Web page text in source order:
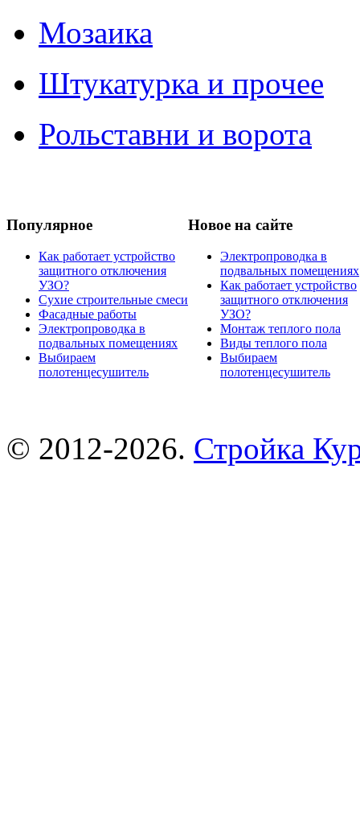
Мозаика
Штукатурка и прочее
Рольставни и ворота
Популярное
Как работает устройство
защитного отключения
УЗО?
Сухие строительные смеси
Фасадные работы
Электропроводка в
подвальных помещениях
Выбираем
полотенцесушитель
Новое на сайте
Электропроводка в
подвальных помещениях
Как работает устройство
защитного отключения
УЗО?
Монтаж теплого пола
Виды теплого пола
Выбираем
полотенцесушитель
© 2012-2026. Стройка